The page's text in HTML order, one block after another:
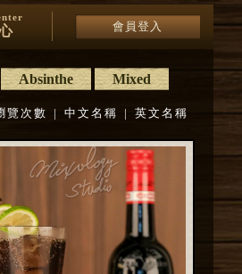
會員登入
Absinthe Mixed
覽次數 | 中文名稱 | 英文名稱